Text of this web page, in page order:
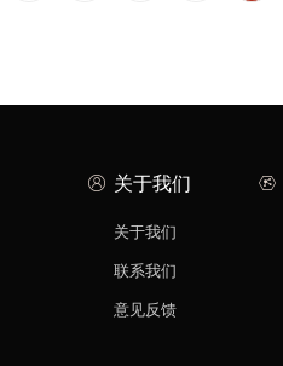
关于我们
关于我们
联系我们
意见反馈